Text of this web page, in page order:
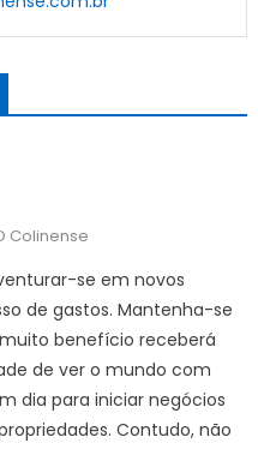
Colinense
se em novos
de gastos. Mantenha-se
benefício receberá
de ver o mundo com
dia para iniciar negócios
Contudo, não